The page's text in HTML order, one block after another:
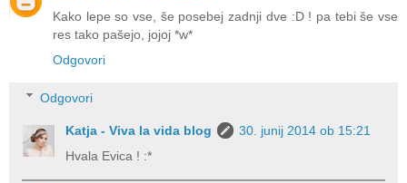
Kako lepe so vse, še posebej zadnji dve :D ! pa tebi še vse
res tako pašejo, jojoj *w*
Odgovori
Odgovori
Katja - Viva la vida blog
30. junij 2014 ob 15:21
Hvala Evica ! :*